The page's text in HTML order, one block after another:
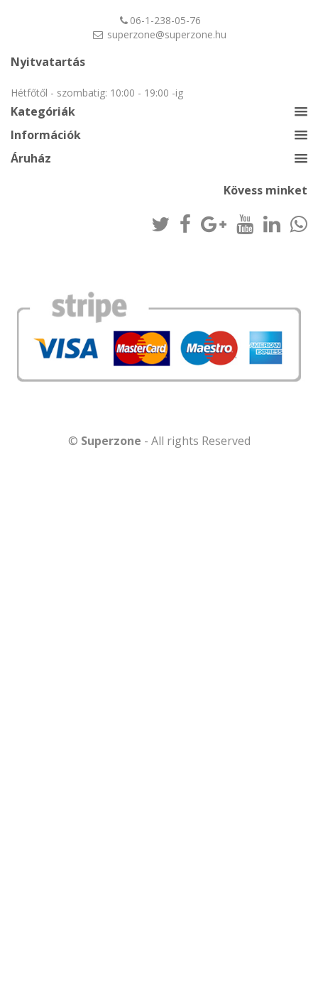
06-1-238-05-76
superzone@superzone.hu
Nyitvatartás
Hétfőtől - szombatig: 10:00 - 19:00 -ig
Kategóriák
Információk
Áruház
Kövess minket
© Superzone - All rights Reserved